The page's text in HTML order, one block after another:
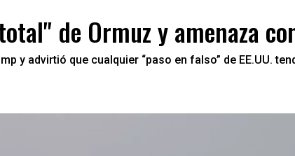
de Ormuz y amenaza
y advirtió que cualquier “paso en falso” de EE.UU.